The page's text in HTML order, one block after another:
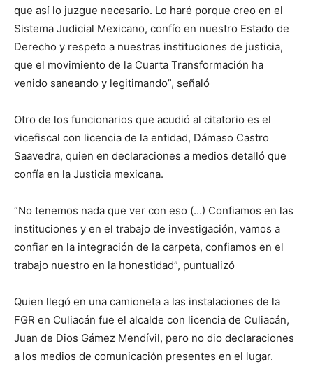
que así lo juzgue necesario. Lo haré porque creo en el
Sistema Judicial Mexicano, confío en nuestro Estado de
Derecho y respeto a nuestras instituciones de justicia,
que el movimiento de la Cuarta Transformación ha
venido saneando y legitimando”, señaló
Otro de los funcionarios que acudió al citatorio es el
vicefiscal con licencia de la entidad, Dámaso Castro
Saavedra, quien en declaraciones a medios detalló que
confía en la Justicia mexicana.
“No tenemos nada que ver con eso (…) Confiamos en las
instituciones y en el trabajo de investigación, vamos a
confiar en la integración de la carpeta, confiamos en el
trabajo nuestro en la honestidad”, puntualizó
Quien llegó en una camioneta a las instalaciones de la
FGR en Culiacán fue el alcalde con licencia de Culiacán,
Juan de Dios Gámez Mendívil, pero no dio declaraciones
a los medios de comunicación presentes en el lugar.